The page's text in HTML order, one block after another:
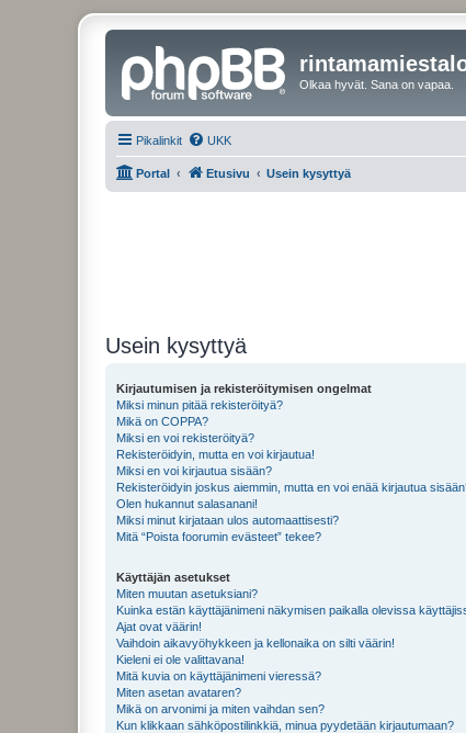
Olkaa hyvät. Sana on vapaa.
Pikalinkit UKK
Portal Etusivu Usein kysyttyä
Usein kysyttyä
Kirjautumisen ja rekisteröitymisen ongelmat
Miksi minun pitää rekisteröityä?
Mikä on COPPA?
Miksi en voi rekisteröityä?
Rekisteröidyin, mutta en voi kirjautua!
Miksi en voi kirjautua sisään?
Rekisteröidyin joskus aiemmin, mutta en voi enää kirjautua
Olen hukannut salasanani!
Miksi minut kirjataan ulos automaattisesti?
Mitä “Poista foorumin evästeet” tekee?
Käyttäjän asetukset
Miten muutan asetuksiani?
Kuinka estän käyttäjänimeni näkymisen paikalla olevissa
Ajat ovat väärin!
Vaihdoin aikavyöhykkeen ja kellonaika on silti väärin!
Kieleni ei ole valittavana!
Mitä kuvia on käyttäjänimeni vieressä?
Miten asetan avataren?
Mikä on arvonimi ja miten vaihdan sen?
Kun klikkaan sähköpostilinkkiä, minua pyydetään kirjautumaan?